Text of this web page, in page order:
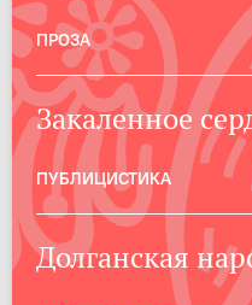
ПРОЗА
Закаленное
ПУБЛИЦИСТИКА
Долганская